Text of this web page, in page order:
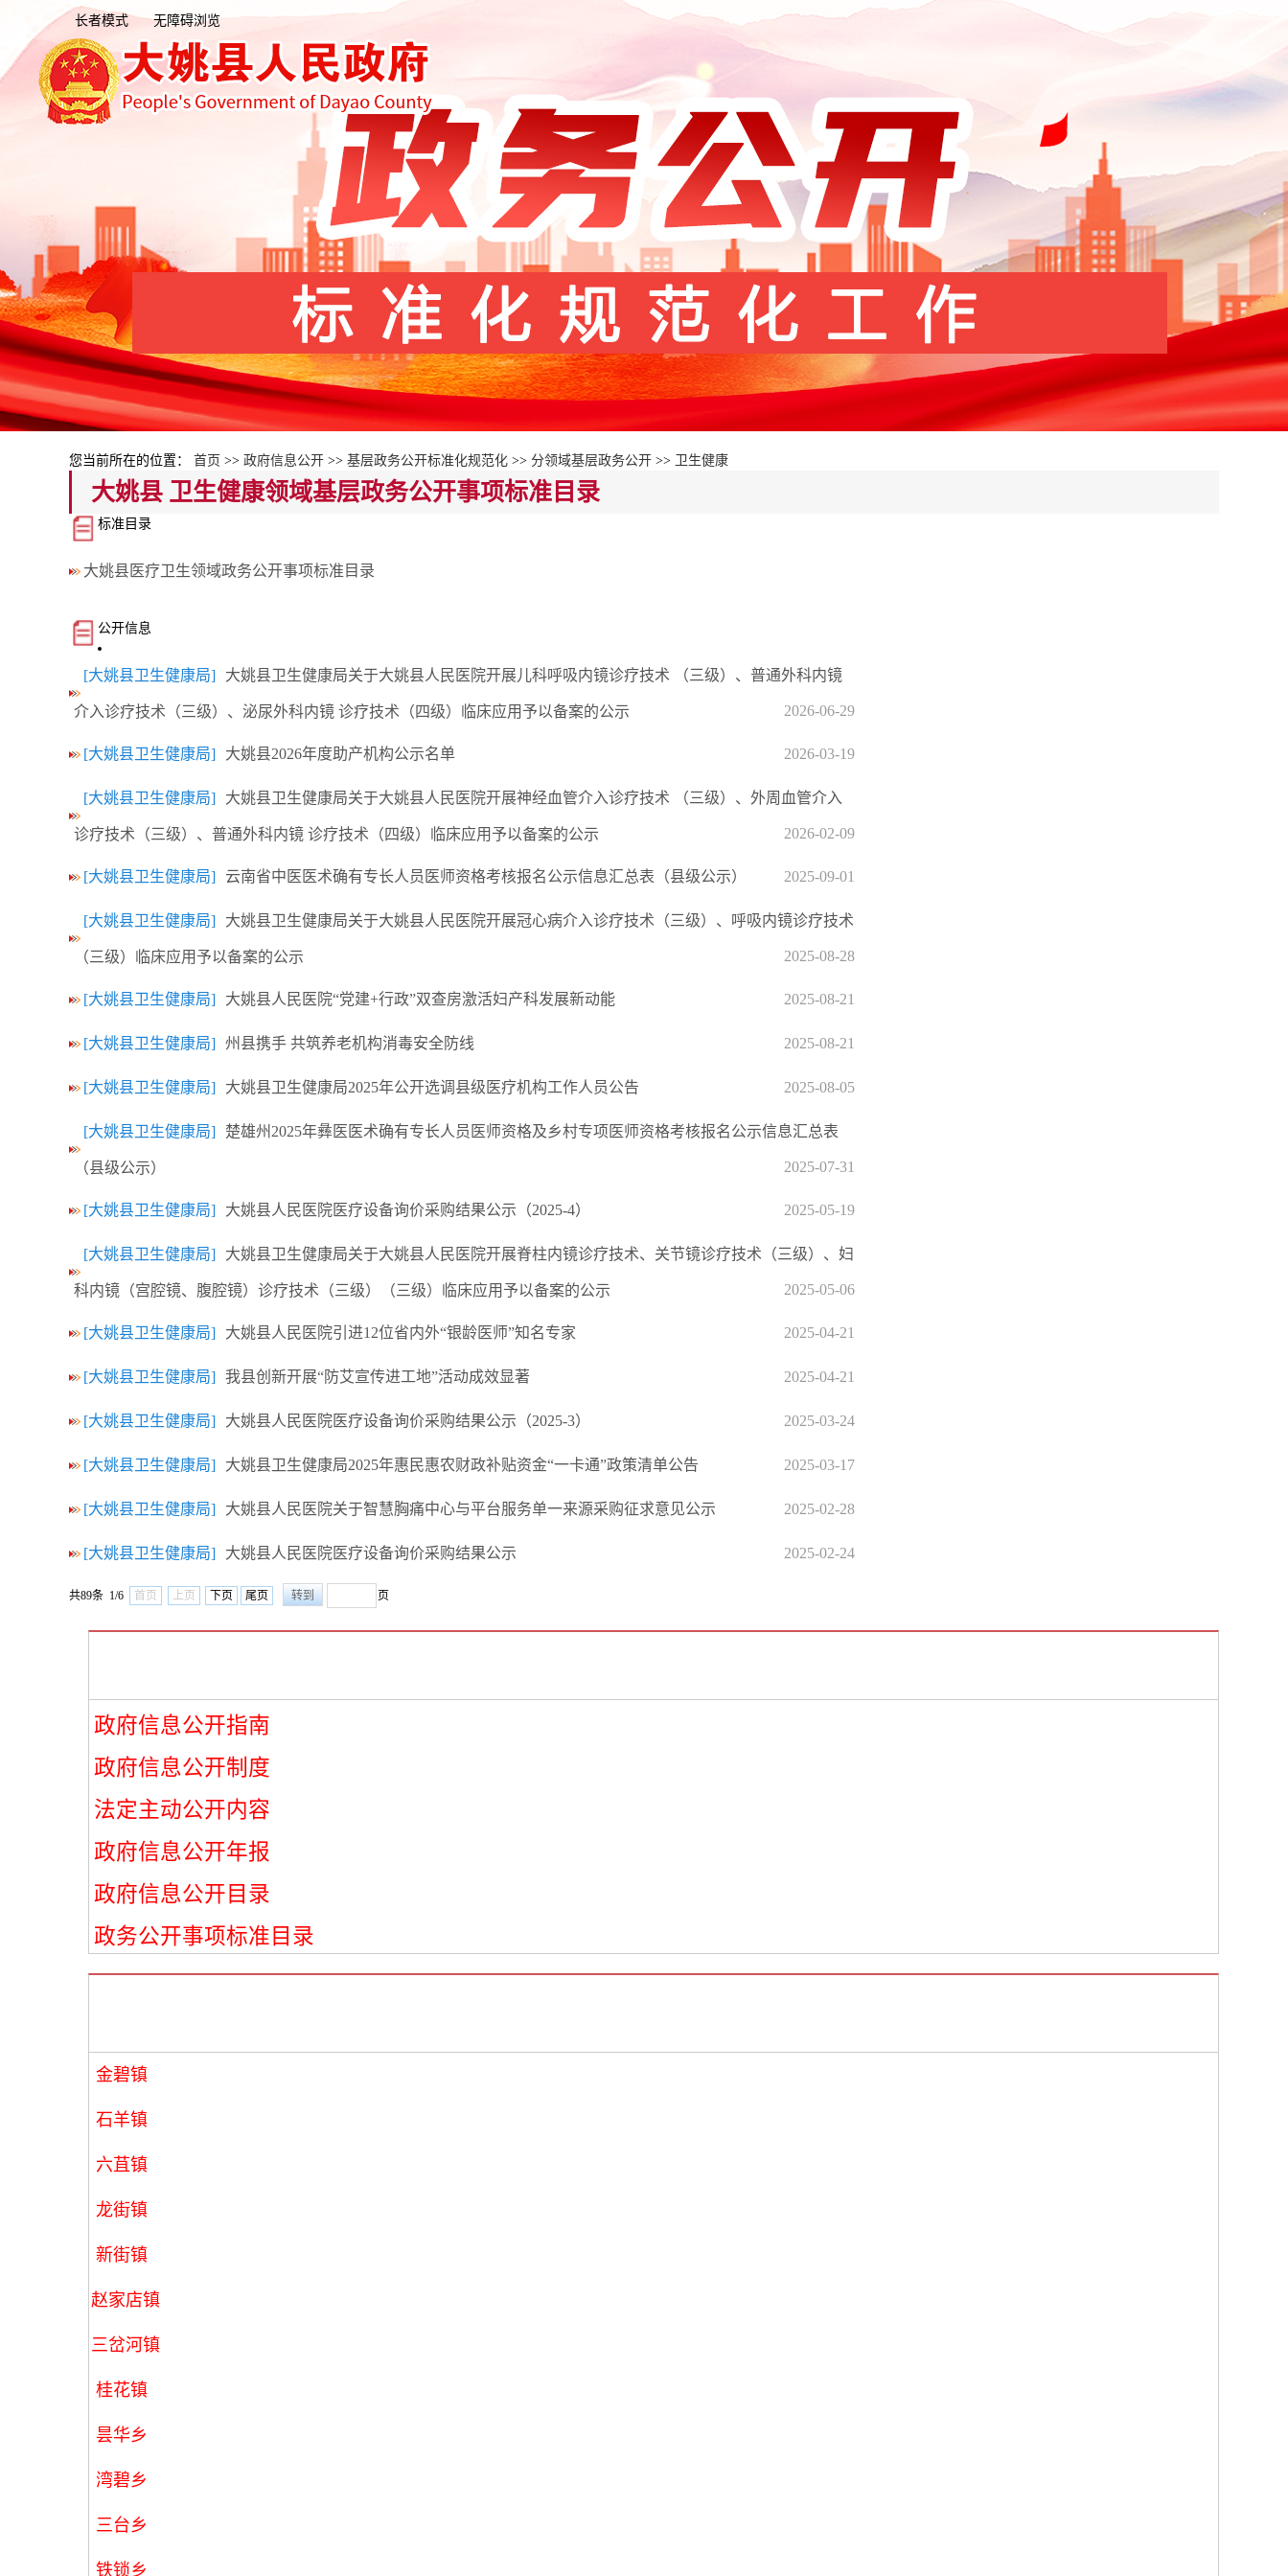
无障碍浏览
长者模式
您当前所在的位置： 首页 >> 政府信息公开 >> 基层政务公开标准化规范化 >> 分领域基层政务公开 >> 卫生健康
大姚县 卫生健康领域基层政务公开事项标准目录
标准目录
大姚县医疗卫生领域政务公开事项标准目录
公开信息
[大姚县卫生健康局] 大姚县卫生健康局关于大姚县人民医院开展儿科呼吸内镜诊疗技术 （三级）、普通外科内镜
介入诊疗技术（三级）、泌尿外科内镜 诊疗技术（四级）临床应用予以备案的公示 2026-06-29
[大姚县卫生健康局] 大姚县2026年度助产机构公示名单 2026-03-19
[大姚县卫生健康局] 大姚县卫生健康局关于大姚县人民医院开展神经血管介入诊疗技术 （三级）、外周血管介入
诊疗技术（三级）、普通外科内镜 诊疗技术（四级）临床应用予以备案的公示 2026-02-09
[大姚县卫生健康局] 云南省中医医术确有专长人员医师资格考核报名公示信息汇总表（县级公示） 2025-09-01
[大姚县卫生健康局] 大姚县卫生健康局关于大姚县人民医院开展冠心病介入诊疗技术（三级）、呼吸内镜诊疗技术
（三级）临床应用予以备案的公示 2025-08-28
[大姚县卫生健康局] 大姚县人民医院“党建+行政”双查房激活妇产科发展新动能 2025-08-21
[大姚县卫生健康局] 州县携手 共筑养老机构消毒安全防线 2025-08-21
[大姚县卫生健康局] 大姚县卫生健康局2025年公开选调县级医疗机构工作人员公告 2025-08-05
[大姚县卫生健康局] 楚雄州2025年彝医医术确有专长人员医师资格及乡村专项医师资格考核报名公示信息汇总表
（县级公示） 2025-07-31
[大姚县卫生健康局] 大姚县人民医院医疗设备询价采购结果公示（2025-4） 2025-05-19
[大姚县卫生健康局] 大姚县卫生健康局关于大姚县人民医院开展脊柱内镜诊疗技术、关节镜诊疗技术（三级）、妇
科内镜（宫腔镜、腹腔镜）诊疗技术（三级）（三级）临床应用予以备案的公示 2025-05-06
[大姚县卫生健康局] 大姚县人民医院引进12位省内外“银龄医师”知名专家 2025-04-21
[大姚县卫生健康局] 我县创新开展“防艾宣传进工地”活动成效显著 2025-04-21
[大姚县卫生健康局] 大姚县人民医院医疗设备询价采购结果公示（2025-3） 2025-03-24
[大姚县卫生健康局] 大姚县卫生健康局2025年惠民惠农财政补贴资金“一卡通”政策清单公告 2025-03-17
[大姚县卫生健康局] 大姚县人民医院关于智慧胸痛中心与平台服务单一来源采购征求意见公示 2025-02-28
[大姚县卫生健康局] 大姚县人民医院医疗设备询价采购结果公示 2025-02-24
共89条 1/6 首页 上页 下页 尾页 页
政府信息公开指南
政府信息公开制度
法定主动公开内容
政府信息公开年报
政府信息公开目录
政务公开事项标准目录
金碧镇
石羊镇
六苴镇
龙街镇
新街镇
赵家店镇
三岔河镇
桂花镇
昙华乡
湾碧乡
三台乡
铁锁乡